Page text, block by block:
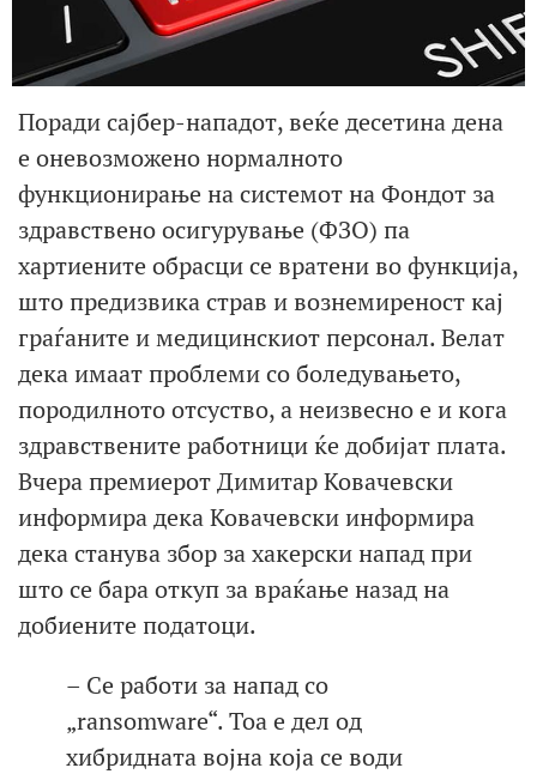
Поради сајбер-нападот, веќе десетина дена
е оневозможено нормалното
функционирање на системот на Фондот за
здравствено осигурување (ФЗО) па
хартиените обрасци се вратени во функција,
што предизвика страв и вознемиреност кај
граѓаните и медицинскиот персонал. Велат
дека имаат проблеми со боледувањето,
породилното отсуство, а неизвесно е и кога
здравствените работници ќе добијат плата.
Вчера премиерот Димитар Ковачевски
информира дека Ковачевски информира
дека станува збор за хакерски напад при
што се бара откуп за враќање назад на
добиените податоци.
– Се работи за напад со
„ransomware“. Тоа е дел од
хибридната војна која се води